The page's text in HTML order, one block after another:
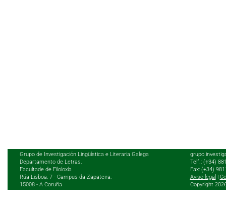
Grupo de Investigación Lingüística e Literaria Galega
Departamento de Letras.
Facultade de Filoloxía
Rúa Lisboa, 7 - Campus da Zapateira,
15008 - A Coruña
Telf.: (+34)
Fax: (+34)
Aviso legal
Copyright